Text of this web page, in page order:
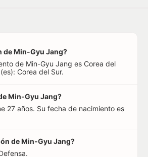
de Min-Gyu Jang?
de Min-Gyu Jang es Corea del
Corea del Sur.
Min-Gyu Jang?
27 años. Su fecha de nacimiento es
de Min-Gyu Jang?